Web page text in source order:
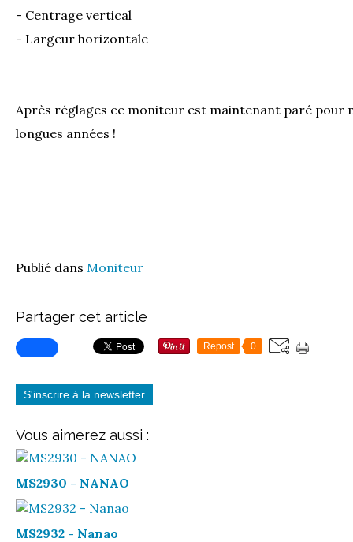
- Centrage vertical
- Largeur horizontale
Après réglages ce moniteur est maintenant paré pour
longues années !
Publié dans Moniteur
Partager cet article
Repost 0
S'inscrire à la newsletter
Vous aimerez aussi :
MS2930 - NANAO
MS2932 - Nanao